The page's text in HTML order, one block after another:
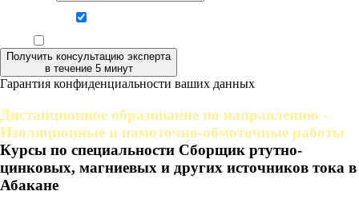
Получить консультацию эксперта
в течение 5 минут
Гарантия конфиденциальности ваших данных
Дистанционное образование по направлению -
Изоляционные и намоточно-обмоточные работы
Курсы по специальности Сборщик ртутно-
цинковых, магниевых и других источников тока в
Абакане